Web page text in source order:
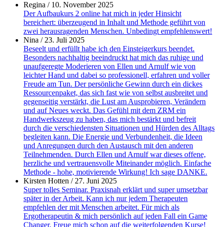
Regina / 10. November 2025
Der Aufbaukurs 2 online hat mich in jeder Hinsicht
bereichert: überzeugend in Inhalt und Methode geführt von
zwei herausragenden Menschen. Unbedingt empfehlenswert!
Nina / 23. Juli 2025
Beseelt und erfüllt habe ich den Einsteigerkurs beendet.
Besonders nachhaltig beeindruckt hat mich das ruhige und
unaufgeregte Moderieren von Ellen und Arnulf wie von
leichter Hand und dabei so professionell, erfahren und voller
Freude am Tun. Der persönliche Gewinn durch ein dickes
Ressourcenpaket, das sich fast wie von selbst ausbreitet und
gegenseitig verstärkt, die Lust am Ausprobieren, Verändern
und auf Neues weckt. Das Gefühl mit dem ZRM ein
Handwerkszeug zu haben, das mich bestärkt und befreit
durch die verschiedensten Situationen und Hürden des Alltags
begleiten kann. Die Energie und Verbundenheit, die Ideen
und Anregungen durch den Austausch mit den anderen
Teilnehmenden. Durch Ellen und Arnulf war dieses offene,
herzliche und vertrauensvolle Miteinander möglich. Einfache
Methode - hohe, motivierende Wirkung! Ich sage DANKE.
Kirsten Hotten / 27. Juni 2025
Super tolles Seminar. Praxisnah erklärt und super umsetzbar
später in der Arbeit. Kann ich nur jedem Therapeuten
empfehlen der mit Menschen arbeitet. Für mich als
Ergotherapeutin & mich persönlich auf jeden Fall ein Game
Changer. Freue mich schon auf die weiterfolgenden Kurse!